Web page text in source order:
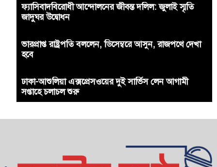
ফ্যাসিবাদবিরোধী আন্দোলনের জীবন্ত দলিল: জুলাই স্মৃতি
জাদুঘর উদ্বোধন
ভারপ্রাপ্ত রাষ্ট্রপতি বললেন, ডিসেম্বরে আসুন, রাজপথে দেখা
হবে
ঢাকা-আশুলিয়া এক্সপ্রেসওয়ের দুই সার্ভিস লেন আগামী
সপ্তাহে চলাচল শুরু